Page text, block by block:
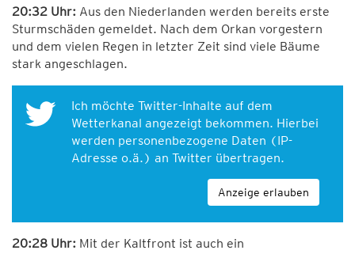
20:32 Uhr: Aus den Niederlanden werden bereits erste
Sturmschäden gemeldet. Nach dem Orkan vorgestern
und dem vielen Regen in letzter Zeit sind viele Bäume
stark angeschlagen.
Ich möchte Twitter-Inhalte auf dem
Wetterkanal angezeigt bekommen. Hierbei
werden personenbezogene Daten (IP-
Adresse o.ä.) an Twitter übertragen.
Anzeige erlauben
20:28 Uhr: Mit der Kaltfront ist auch ein